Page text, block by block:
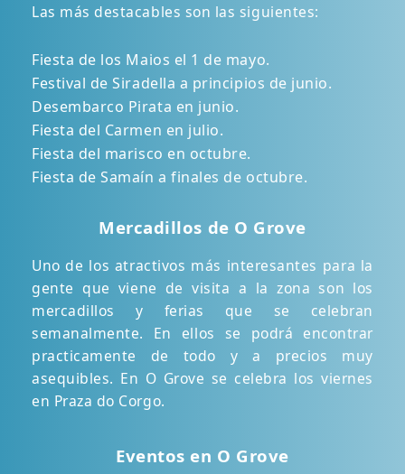
Las más destacables son las siguientes:
Fiesta de los Maios el 1 de mayo.
Festival de Siradella a principios de junio.
Desembarco Pirata en junio.
Fiesta del Carmen en julio.
Fiesta del marisco en octubre.
Fiesta de Samaín a finales de octubre.
Mercadillos de O Grove
Uno de los atractivos más interesantes para la
gente que viene de visita a la zona son los
mercadillos y ferias que se celebran
semanalmente. En ellos se podrá encontrar
practicamente de todo y a precios muy
asequibles. En O Grove se celebra los viernes
en Praza do Corgo.
Eventos en O Grove